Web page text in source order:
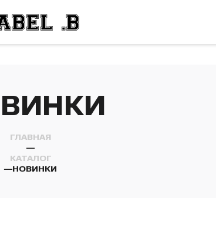
ГЛАВНАЯ
—
КАТАЛОГ
—НОВИНКИ